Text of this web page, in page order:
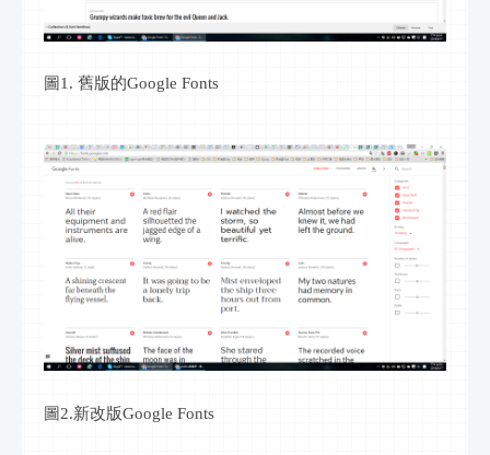
圖1. 舊版的Google Fonts
圖2.新改版Google Fonts